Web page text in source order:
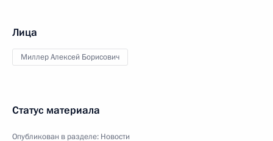
Лица
Миллер Алексей Борисович
Статус материала
Опубликован в разделе: Новости